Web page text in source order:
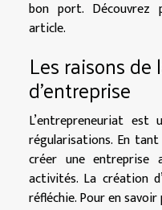
bon port. Découvrez
article.
Les raisons
d’entreprise
L’entrepreneuriat est
régularisations. En
créer une entreprise
activités. La création
réfléchie. Pour en savoir